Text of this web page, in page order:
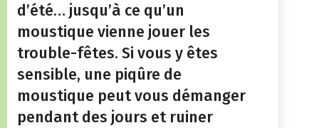
d’été… jusqu’à ce qu’un
moustique vienne jouer les
trouble-fêtes. Si vous y êtes
sensible, une piqûre de
moustique peut vous démanger
pendant des jours et ruiner